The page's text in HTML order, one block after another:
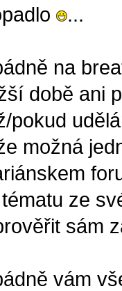
...
na
době ani
pokud
možná
ze
sám
vám